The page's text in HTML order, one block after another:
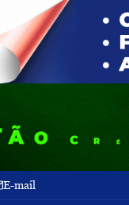
E-mail